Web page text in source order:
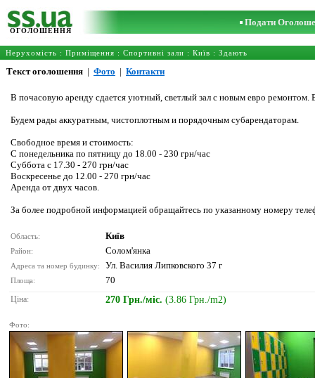
ОГОЛОШЕННЯ
Подати
Нерухомість : Приміщення : Спортивні зали : Київ : Здають
Текст оголошення | Фото | Контакти
В почасовую аренду сдается уютный, светлый зал с новым евро ремонтом.
Будем рады аккуратным, чистоплотным и порядочным субарендаторам.
Свободное время и стоимость:
С понедельника по пятницу до 18.00 - 230 грн/час
Суббота с 17.30 - 270 грн/час
Воскресенье до 12.00 - 270 грн/час
Аренда от двух часов.
За более подробной информацией обращайтесь по указанному номеру
Область: Київ
Район: Солом'янка
Адреса та номер будинку: Ул. Василия Липковского 37 г
Площа: 70
Ціна: 270 Грн./міс. (3.86 Грн./m2)
Фото: